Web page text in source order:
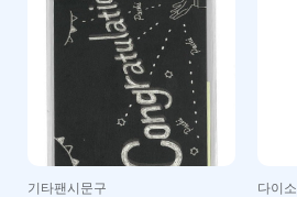
기타팬시문구 다이소